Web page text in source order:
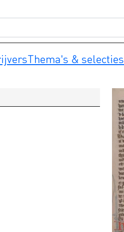
zoeken.
Thema's & selecties